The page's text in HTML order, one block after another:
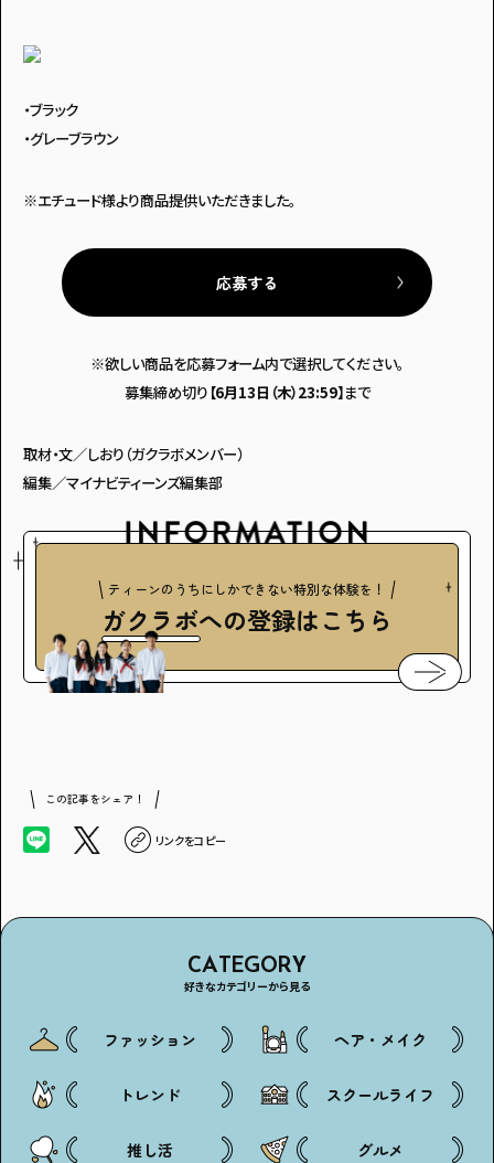
・ブラック
・グレーブラウン
※エチュード様より商品提供いただきました。
応募する
※欲しい商品を応募フォーム内で選択してください。
募集締め切り 【6月13日（木）23:59】まで
取材・文／しおり（ガクラボメンバー）
編集／マイナビティーンズ編集部
ティーンのうちにしかできない特別な体験を！
ガクラボへの登録はこちら
この記事をシェア！
リンクをコピー
CATEGORY
好きなカテゴリーから見る
ファッション ヘア・メイク
トレンド スクールライフ
推し活 グルメ